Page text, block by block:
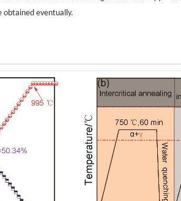
obtained eventually.